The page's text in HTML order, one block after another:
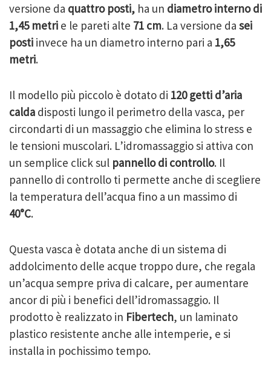
versione da quattro posti, ha un diametro interno di
1,45 metri e le pareti alte 71 cm. La versione da sei
posti invece ha un diametro interno pari a 1,65
metri.
Il modello più piccolo è dotato di 120 getti d’aria
calda disposti lungo il perimetro della vasca, per
circondarti di un massaggio che elimina lo stress e
le tensioni muscolari. L’idromassaggio si attiva con
un semplice click sul pannello di controllo. Il
pannello di controllo ti permette anche di scegliere
la temperatura dell’acqua fino a un massimo di
40°C.
Questa vasca è dotata anche di un sistema di
addolcimento delle acque troppo dure, che regala
un’acqua sempre priva di calcare, per aumentare
ancor di più i benefici dell’idromassaggio. Il
prodotto è realizzato in Fibertech, un laminato
plastico resistente anche alle intemperie, e si
installa in pochissimo tempo.